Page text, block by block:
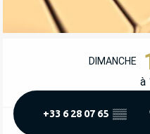
OUVERTURE ET
DIMANCHE
à
+33 6 28 07 65 ▒▒